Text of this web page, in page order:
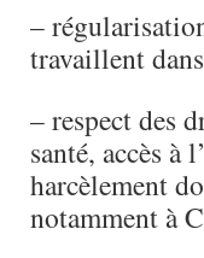
–
travaillent
– respect des
santé, accès à
harcèlement
notamment à